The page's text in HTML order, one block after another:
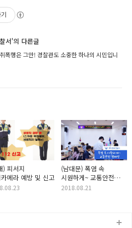
서'의 다른글
폭행은 그만! 경찰관도 소중한 하나의 시민입니
) 피서지
메라 예방 및 신고
(남대문) 폭염 속
시원하게~ 교통안전
캠페인
2018.08.21